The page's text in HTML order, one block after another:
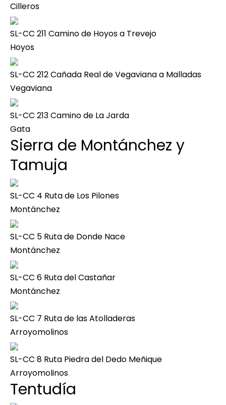
Cilleros
SL-CC 211 Camino de Hoyos a Trevejo
Hoyos
SL-CC 212 Cañada Real de Vegaviana a Malladas
Vegaviana
SL-CC 213 Camino de La Jarda
Gata
Sierra de Montánchez y
Tamuja
SL-CC 4 Ruta de Los Pilones
Montánchez
SL-CC 5 Ruta de Donde Nace
Montánchez
SL-CC 6 Ruta del Castañar
Montánchez
SL-CC 7 Ruta de las Atolladeras
Arroyomolinos
SL-CC 8 Ruta Piedra del Dedo Meñique
Arroyomolinos
Tentudía